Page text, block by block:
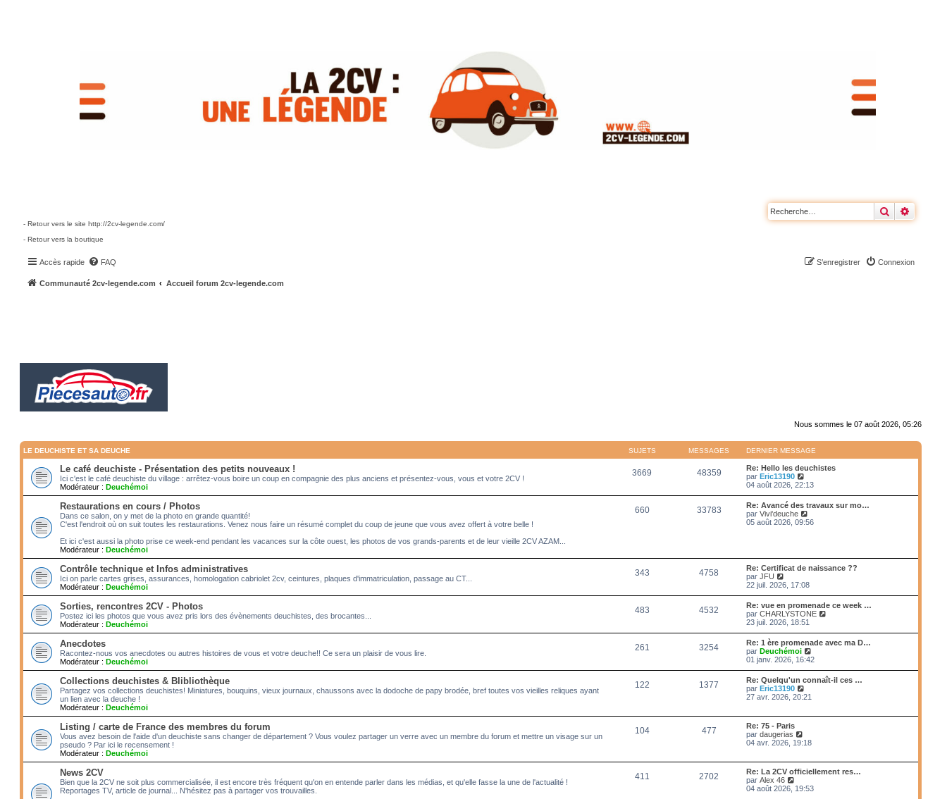
Rechercher
- Retour vers le site http://2cv-legende.com/
- Retour vers la boutique
Accès rapide FAQ Connexion
S’enregistrer
Communauté 2cv-legende.com Accueil forum 2cv-legende.com
Nous sommes le 07 août 2026, 05:26
LE DEUCHISTE ET SA DEUCHE SUJETS MESSAGES DERNIER MESSAGE
Le café deuchiste - Présentation des petits nouveaux !
Ici c'est le café deuchiste du village : arrêtez-vous boire un coup en compagnie des plus anciens et présentez-vous, vous et votre 2CV !
Modérateur : Deuchémoi
3669 48359
Re: Hello les deuchistes
parEric13190
o
l
e
d
i
e
m
e
s
s
a
g
e
04 août 2026, 22:13
Restaurations en cours / Photos
Dans ce salon, on y met de la photo en grande quantité!
C'est l'endroit où on suit toutes les restaurations. Venez nous faire un résumé complet du coup de jeune que vous avez offert à votre belle !
Et ici c'est aussi la photo prise ce week-end pendant les vacances sur la côte ouest, les photos de vos grands-parents et de leur vieille 2CV AZAM...
Modérateur : Deuchémoi
660 33783
Re: Avancé des travaux sur mo…
parVivi'deuche
o
e
n
i
e
r
m
e
s
s
a
g
e
05 août 2026, 09:56
Contrôle technique et Infos administratives
Ici on parle cartes grises, assurances, homologation cabriolet 2cv, ceintures, plaques d'immatriculation, passage au CT...
Modérateur : Deuchémoi
343 4758
Re: Certificat de naissance ??
parJFU
o
l
e
d
e
r
n
i
e
r
m
e
s
a
g
e
22 juil. 2026, 17:08
Sorties, rencontres 2CV - Photos
Postez ici les photos que vous avez pris lors des évènements deuchistes, des brocantes...
Modérateur : Deuchémoi
483 4532
Re: vue en promenade ce week …
parCHARLYSTONE
l
e
r
r
g
e
23 juil. 2026, 18:51
Anecdotes
Racontez-nous vos anecdotes ou autres histoires de vous et votre deuche!! Ce sera un plaisir de vous lire.
Modérateur : Deuchémoi
261 3254
Re: 1 ère promenade avec ma D…
parDeuchémoi
o
l
r
m
e
s
s
a
01 janv. 2026, 16:42
Collections deuchistes & Blibliothèque
Partagez vos collections deuchistes! Miniatures, bouquins, vieux journaux, chaussons avec la dodoche de papy brodée, bref toutes vos vieilles reliques ayant
un lien avec la deuche !
Modérateur : Deuchémoi
122 1377
Re: Quelqu'un connaît-il ces …
parEric13190
o
d
e
n
i
r
27 avr. 2026, 20:21
Listing / carte de France des membres du forum
Vous avez besoin de l'aide d'un deuchiste sans changer de département ? Vous voulez partager un verre avec un membre du forum et mettre un visage sur un
pseudo ? Par ici le recensement !
Modérateur : Deuchémoi
104 477
Re: 75 - Paris
pardaugerias
o
e
d
e
04 avr. 2026, 19:18
News 2CV
Bien que la 2CV ne soit plus commercialisée, il est encore très fréquent qu'on en entende parler dans les médias, et qu'elle fasse la une de l'actualité !
Reportages TV, article de journal... N'hésitez pas à partager vos trouvailles.
411 2702
Re: La 2CV officiellement res…
parAlex 46
o
04 août 2026, 19:53